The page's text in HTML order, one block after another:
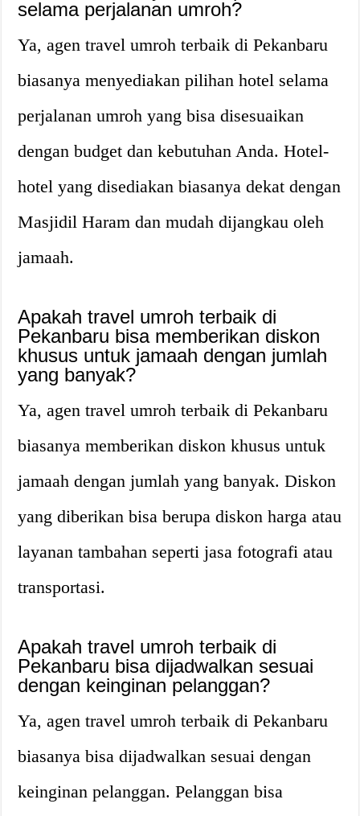
selama perjalanan umroh?
Ya, agen travel umroh terbaik di Pekanbaru
biasanya menyediakan pilihan hotel selama
perjalanan umroh yang bisa disesuaikan
dengan budget dan kebutuhan Anda. Hotel-
hotel yang disediakan biasanya dekat dengan
Masjidil Haram dan mudah dijangkau oleh
jamaah.
Apakah travel umroh terbaik di
Pekanbaru bisa memberikan diskon
khusus untuk jamaah dengan jumlah
yang banyak?
Ya, agen travel umroh terbaik di Pekanbaru
biasanya memberikan diskon khusus untuk
jamaah dengan jumlah yang banyak. Diskon
yang diberikan bisa berupa diskon harga atau
layanan tambahan seperti jasa fotografi atau
transportasi.
Apakah travel umroh terbaik di
Pekanbaru bisa dijadwalkan sesuai
dengan keinginan pelanggan?
Ya, agen travel umroh terbaik di Pekanbaru
biasanya bisa dijadwalkan sesuai dengan
keinginan pelanggan. Pelanggan bisa